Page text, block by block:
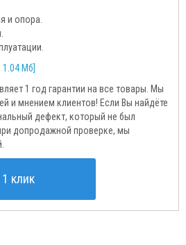
и опора.
Mб]
1 год гарантии на все товары. Мы
и мнением клиентов! Если Вы найдёте
дефект, который не был
допродажной проверке, мы
клик